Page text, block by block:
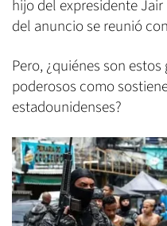
hijo del expresidente
del anuncio se reunió
Pero, ¿quiénes son
poderosos como
estadounidenses?